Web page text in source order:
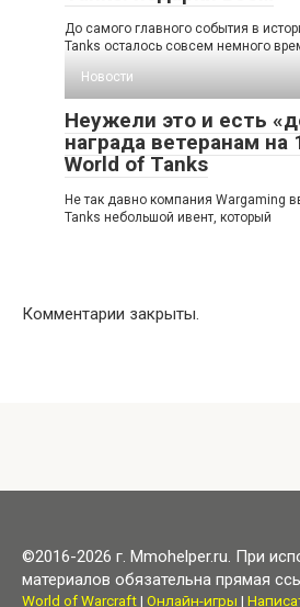
До самого главного события в
Tanks осталось совсем немного
Новости
Неужели это и есть
награда ветеранам на
World of Tanks
Не так давно компания Wargaming
Tanks небольшой ивент, который
Комментарии закрыты.
©2016-2026 г. Mmohelper.ru. При
материалов обязательна прямая
World of Warcraft| Онлайн-игры |